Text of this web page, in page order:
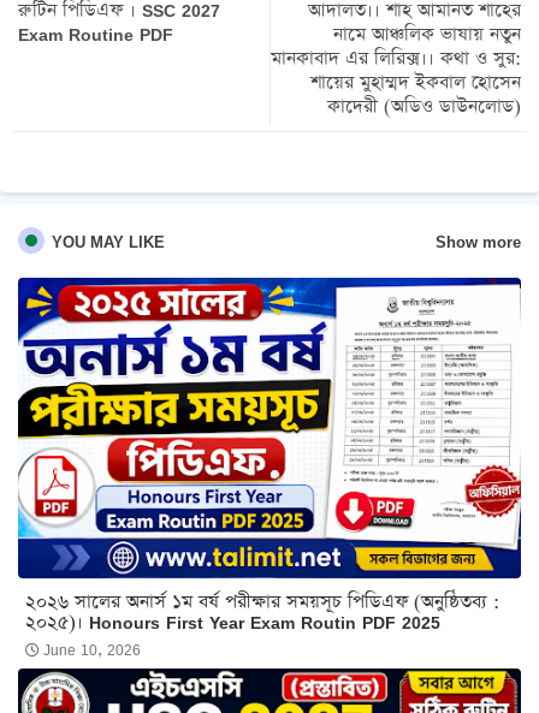
আদালত।। শাহ আমানত শাহের
নামে আঞ্চলিক ভাষায় নতুন
মানকাবাদ এর লিরিক্স।। কথা ও সুর:
শায়ের মুহাম্মদ ইকবাল হোসেন
কাদেরী (অডিও ডাউনলোড)
রুটিন পিডিএফ । SSC 2027
Exam Routine PDF
YOU MAY LIKE Show more
২০২৬ সালের অনার্স ১ম বর্ষ পরীক্ষার সময়সূচ পিডিএফ (অনুষ্ঠিতব্য :
২০২৫)। Honours First Year Exam Routin PDF 2025
June 10, 2026